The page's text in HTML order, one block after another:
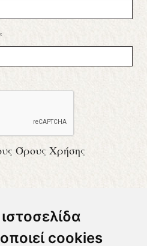
cookies
Όρους Χρήσης